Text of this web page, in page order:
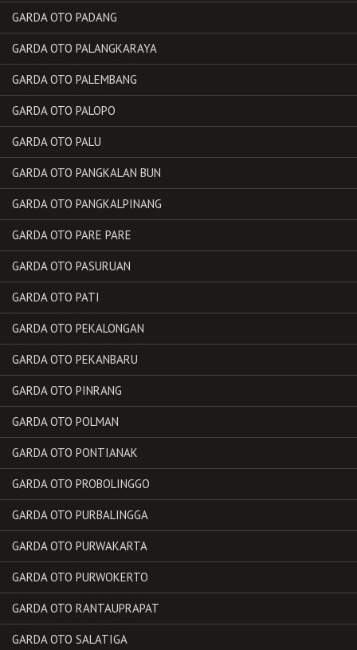
GARDA OTO PADANG
GARDA OTO PALANGKARAYA
GARDA OTO PALEMBANG
GARDA OTO PALOPO
GARDA OTO PALU
GARDA OTO PANGKALAN BUN
GARDA OTO PANGKALPINANG
GARDA OTO PARE PARE
GARDA OTO PASURUAN
GARDA OTO PATI
GARDA OTO PEKALONGAN
GARDA OTO PEKANBARU
GARDA OTO PINRANG
GARDA OTO POLMAN
GARDA OTO PONTIANAK
GARDA OTO PROBOLINGGO
GARDA OTO PURBALINGGA
GARDA OTO PURWAKARTA
GARDA OTO PURWOKERTO
GARDA OTO RANTAUPRAPAT
GARDA OTO SALATIGA